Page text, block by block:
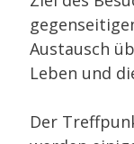
Austausch
Leben und
Der